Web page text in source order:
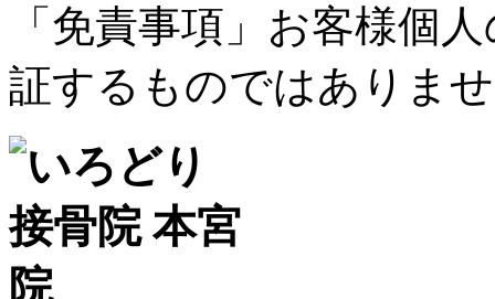
「免責事項」お客様個
証するものではありま